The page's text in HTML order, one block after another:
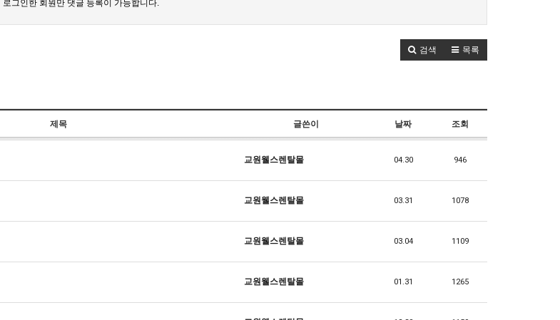
로그인한 회원만 댓글 등록이 가능합니다.
검색 목록
제목 글쓴이 날짜 조회
교원웰스렌탈몰 04.30 946
교원웰스렌탈몰 03.31 1078
교원웰스렌탈몰 03.04 1109
교원웰스렌탈몰 01.31 1265